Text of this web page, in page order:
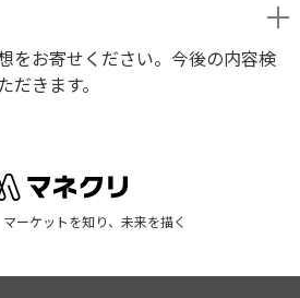
をお寄せください。今後の内容検
きます。
ーケットを知り、未来を描く